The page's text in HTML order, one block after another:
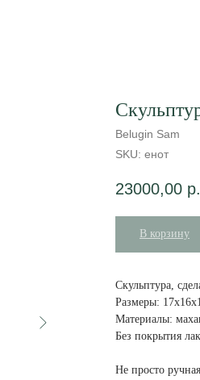
Belugin Sam
SKU: енот
23000,00 р.
В корзину
Скульптура,
Размеры:
Материалы:
Без покрытия
Не просто